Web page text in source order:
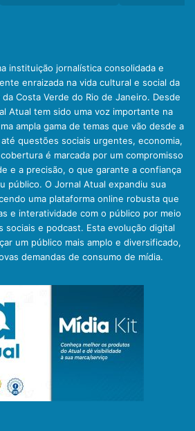
instituição jornalística consolidada e
enraizada na vida cultural e social da
Costa Verde do Rio de Janeiro. Desde
Atual tem sido uma voz importante na
ampla gama de temas que vão desde a
questões sociais urgentes, economia,
é marcada por um compromisso
e a precisão, o que garante a confiança
público. O Jornal Atual expandiu sua
uma plataforma online robusta que
e interatividade com o público por meio
sociais e podcast. Esta evolução digital
um público mais amplo e diversificado,
demandas de consumo de mídia.